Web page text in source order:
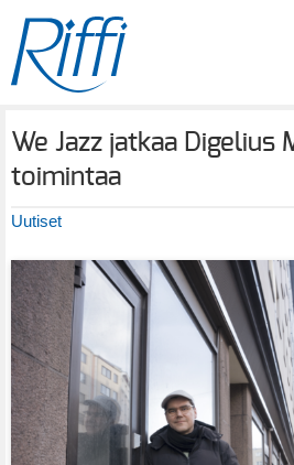
We Jazz jatkaa Digelius
toimintaa
Uutiset